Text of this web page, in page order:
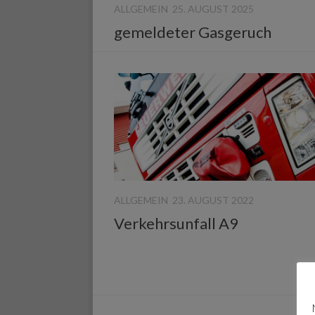
ALLGEMEIN 25. AUGUST 2025
gemeldeter Gasgeruch
ALLGEMEIN 23. AUGUST 2022
Verkehrsunfall A9